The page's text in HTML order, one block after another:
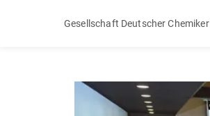
Gesellschaft Deutscher Chemiker